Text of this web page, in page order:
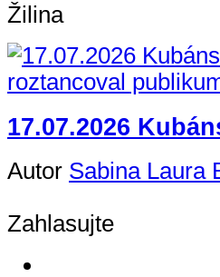
Žilina
17.07.2026
Autor Sabina Laura
Zahlasujte